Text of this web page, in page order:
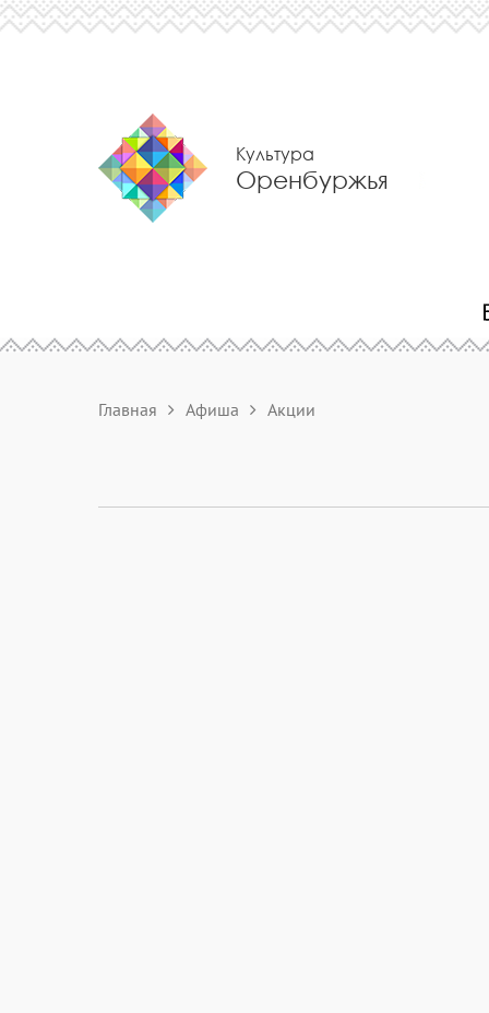
Культура
Оренбуржья
Главная Афиша Акции